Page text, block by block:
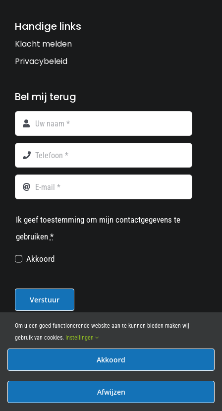
Handige links
Klacht melden
Privacybeleid
Bel mij terug
Ik geef toestemming om mijn contactgegevens te
gebruiken *
Akkoord
Verstuur
© 2012 - 2026• Leasy Bike • All Rights Reserved • powered
Om u een goed functionerende website aan te kunnen bieden maken wij
gebruik van cookies. Instellingen
Akkoord
Afwijzen